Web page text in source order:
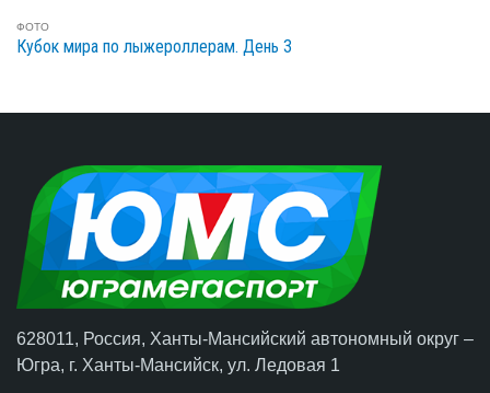
ФОТО
Кубок мира по лыжероллерам. День 3
628011, Россия, Ханты-Мансийский автономный округ –
Югра, г. Ханты-Мансийск, ул. Ледовая 1